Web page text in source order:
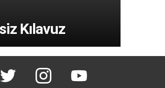
Kılavuz
twitter instagram youtube